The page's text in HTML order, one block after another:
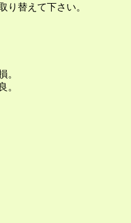
り替えて下さい。
。
。